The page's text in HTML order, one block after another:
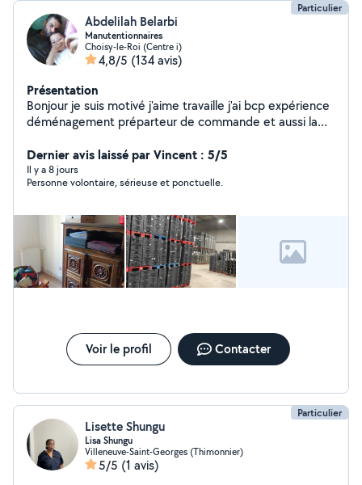
Particulier
Abdelilah Belarbi
Manutentionnaires
Choisy-le-Roi (Centre i)
4,8/5 (134 avis)
Présentation
Bonjour je suis motivé j'aime travaille j'ai bcp expérience
déménagement préparteur de commande et aussi la
Dernier avis laissé par Vincent : 5/5
Il y a 8 jours
Personne volontaire, sérieuse et ponctuelle.
Voir le profil Contacter
Particulier
Lisette Shungu
Lisa Shungu
Villeneuve-Saint-Georges (Thimonnier)
5/5 (1 avis)